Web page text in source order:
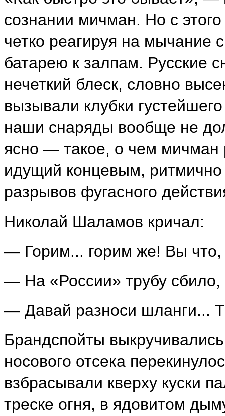
сознании мичман. Но с
четко реагируя на мычание
батарею к залпам. Русские
нечеткий блеск, словно
вызывали клубки
наши снаряды вообще не
ясно — такое, о чем
идущий концевым,
разрывов фугасного
Николай Шаламов кричал:
— Горим... горим же! Вы что,
— На «России» трубу сбило,
— Давай разноси шланги...
Брандспойты
носового отсека
взбрасывали кверху куски
треске огня, в ядовитом